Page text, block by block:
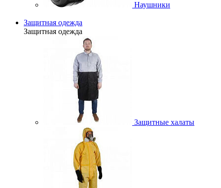
Наушники
Защитная одежда
Защитная одежда
Защитные халаты